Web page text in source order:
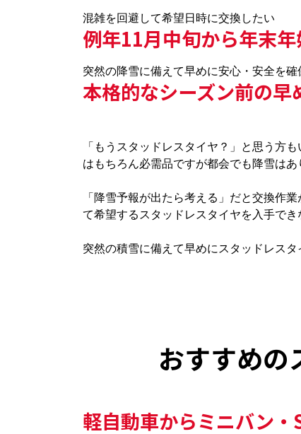
混雑を回避して希望日時に交換したい
例年11月中旬から年末
突然の降雪に備えて早めに安心・安全を確
本格的なシーズン前の早
「もうスタッドレスタイヤ？」と思う方
はもちろん必需品ですが都会でも降雪はあ
「降雪予報が出たら考える」だと交換作
て希望するスタッドレスタイヤを入手でき
突然の積雪に備えて早めにスタッドレス
おすすめの
軽自動車からミニバン